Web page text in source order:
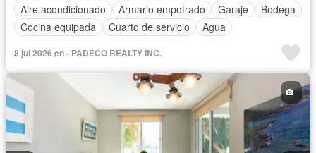
Aire acondicionado
Armario empotrado Garaje
Bodega
Cocina equipada
Cuarto de servicio Agua
8 jul 2026 en - PADECO REALTY INC.